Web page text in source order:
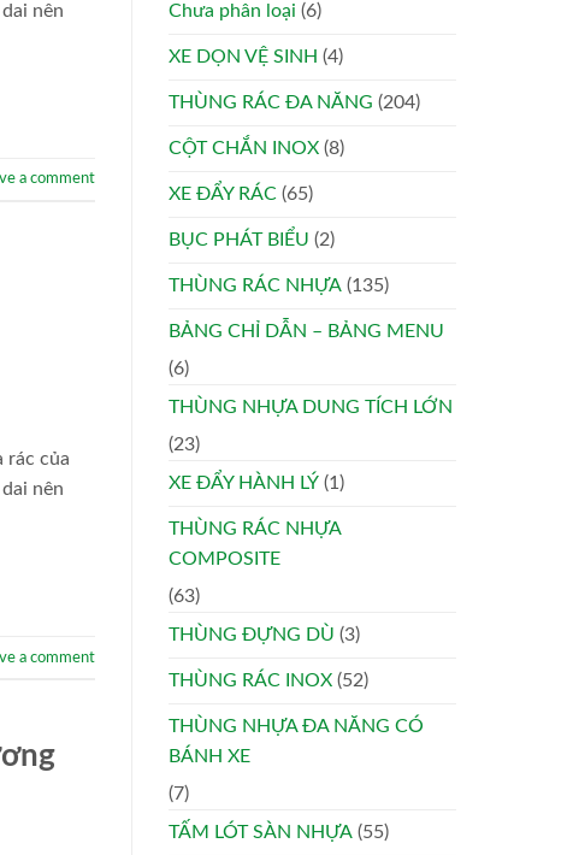
nên
a comment
rác của
nên
a comment
Chưa phân loại (6)
XE DỌN VỆ SINH (4)
THÙNG RÁC ĐA NĂNG (204)
CỘT CHẮN INOX (8)
XE ĐẨY RÁC (65)
BỤC PHÁT BIỂU (2)
THÙNG RÁC NHỰA (135)
BẢNG CHỈ DẪN – BẢNG MENU
(6)
THÙNG NHỰA DUNG TÍCH LỚN
(23)
XE ĐẨY HÀNH LÝ (1)
THÙNG RÁC NHỰA
COMPOSITE
(63)
THÙNG ĐỰNG DÙ (3)
THÙNG RÁC INOX (52)
THÙNG NHỰA ĐA NĂNG CÓ
BÁNH XE
(7)
TẤM LÓT SÀN NHỰA (55)